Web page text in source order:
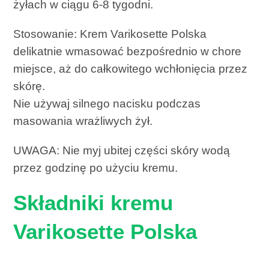
żyłach w ciągu 6-8 tygodni.
Stosowanie: Krem Varikosette Polska
delikatnie wmasować bezpośrednio w chore
miejsce, aż do całkowitego wchłonięcia przez
skórę.
Nie używaj silnego nacisku podczas
masowania wrażliwych żył.
UWAGA: Nie myj ubitej części skóry wodą
przez godzinę po użyciu kremu.
Składniki kremu
Varikosette Polska